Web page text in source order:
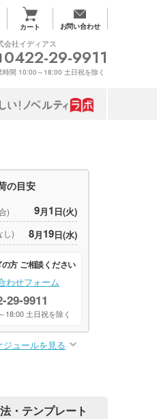
カート お問い合わせ
会社イディアス
0422-29-9911
時間 10:00～18:00 土日祝を除く
の目安
) 9月1 日(火)
し) 8月19日(水)
方 ご相談ください
わせフォーム
29-9911
18:00 土日祝を除く
ュールを見る
・テンプレート